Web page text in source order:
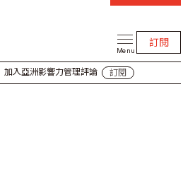
Menu
訂閱
加入亞洲影響力管理評論 訂閱